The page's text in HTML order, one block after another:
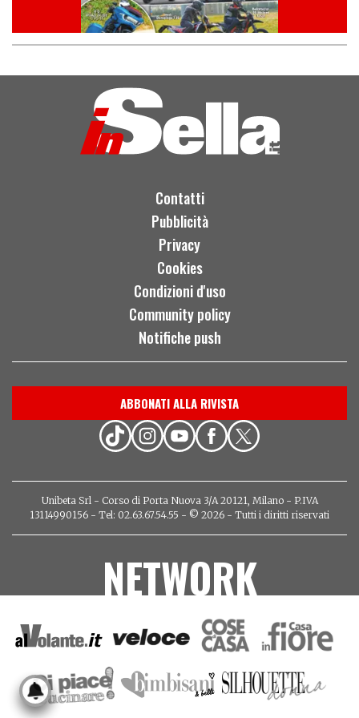
Contatti
Pubblicità
Privacy
Cookies
Condizioni d'uso
Community policy
Notifiche push
ABBONATI ALLA RIVISTA
Unibeta Srl - Corso di Porta Nuova 3/A 20121, Milano - P.IVA
13114990156 - Tel: 02.63.67.54.55 - © 2026 - Tutti i diritti riservati
NETWORK